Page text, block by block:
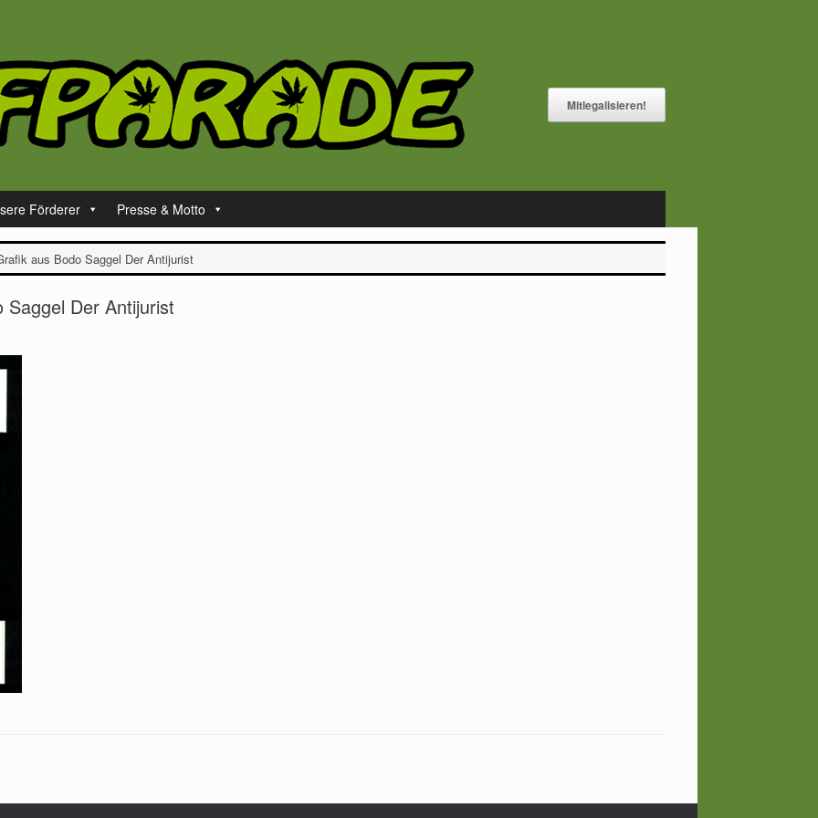
Mitlegalisieren!
Förderer Presse & Motto
aus Bodo Saggel Der Antijurist
Der Antijurist